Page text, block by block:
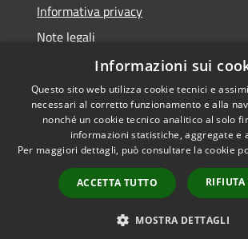
Informativa privacy
Note legali
Dichiarazione di accessibilità
RSS
Accessibilità
Copyright
Informazioni sui
Questo sito web utilizza cookie tecnici e
necessari al corretto funzionamento e alla
nonché un cookie tecnico analitico al solo
informazioni statistiche, aggregate e
Per maggiori dettagli, può consultare la cookie
ACCETTA TUTTO RIFIUTA
MOSTRA DETTAGLI